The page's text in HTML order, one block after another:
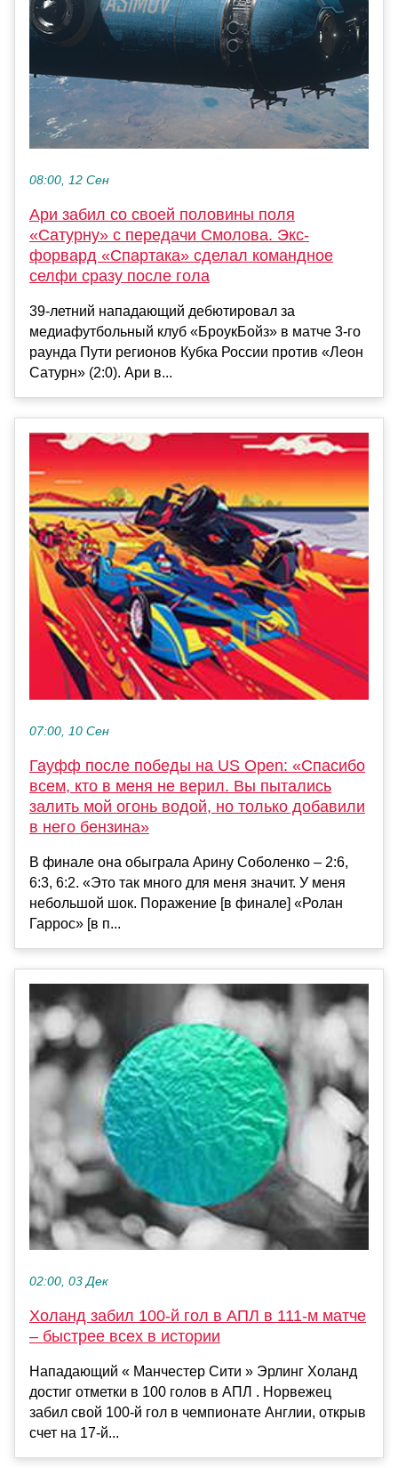
08:00, 12 Сен
Ари забил со своей половины поля
«Сатурну» с передачи Смолова. Экс-
форвард «Спартака» сделал командное
селфи сразу после гола
39-летний нападающий дебютировал за
медиафутбольный клуб «БроукБойз» в матче 3-го
раунда Пути регионов Кубка России против «Леон
Сатурн» (2:0). Ари в...
07:00, 10 Сен
Гауфф после победы на US Open: «Спасибо
всем, кто в меня не верил. Вы пытались
залить мой огонь водой, но только добавили
в него бензина»
В финале она обыграла Арину Соболенко – 2:6,
6:3, 6:2. «Это так много для меня значит. У меня
небольшой шок. Поражение [в финале] «Ролан
Гаррос» [в п...
02:00, 03 Дек
Холанд забил 100-й гол в АПЛ в 111-м матче
– быстрее всех в истории
Нападающий « Манчестер Сити » Эрлинг Холанд
достиг отметки в 100 голов в АПЛ . Норвежец
забил свой 100-й гол в чемпионате Англии, открыв
счет на 17-й...